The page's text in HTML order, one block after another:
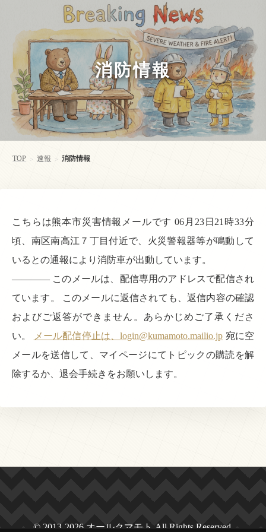
消防情報
TOP > 速報 > 消防情報
こちらは熊本市災害情報メールです 06月23日21時33分
頃、南区南高江７丁目付近で、火災警報器等が鳴動して
いるとの通報により消防車が出動しています。
———— このメールは、配信専用のアドレスで配信され
ています。 このメールに返信されても、返信内容の確認
およびご返答ができません。あらかじめご了承くださ
い。
メール配信停止は、login@kumamoto.mailio.jp 宛に空
メールを送信して、マイページにてトピックの購読を解
除するか、退会手続きをお願いします。
© 2013-2026 オールクマモト All Rights Reserved.